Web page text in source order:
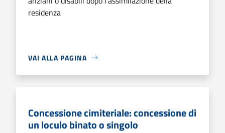
residenza
VAI ALLA PAGINA
Concessione cimiteriale: concessione di
un loculo binato o singolo